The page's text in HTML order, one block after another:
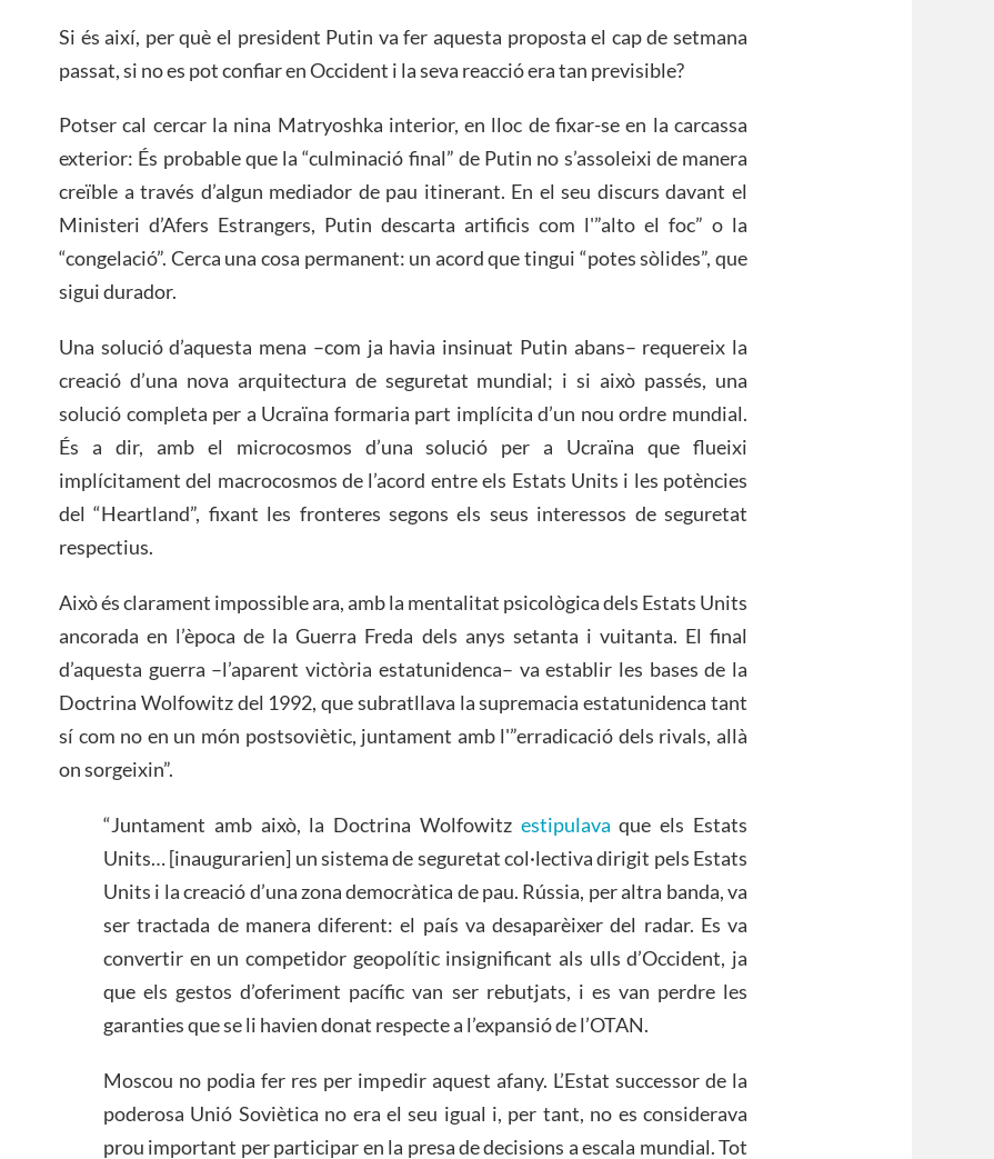
Si és així, per què el president Putin va fer aquesta proposta el cap de setmana
passat, si no es pot confiar en Occident i la seva reacció era tan previsible?
Potser cal cercar la nina Matryoshka interior, en lloc de fixar-se en la carcassa
exterior: És probable que la “culminació final” de Putin no s’assoleixi de manera
creïble a través d’algun mediador de pau itinerant. En el seu discurs davant el
Ministeri d’Afers Estrangers, Putin descarta artificis com l'”alto el foc” o la
“congelació”. Cerca una cosa permanent: un acord que tingui “potes sòlides”, que
sigui durador.
Una solució d’aquesta mena –com ja havia insinuat Putin abans– requereix la
creació d’una nova arquitectura de seguretat mundial; i si això passés, una
solució completa per a Ucraïna formaria part implícita d’un nou ordre mundial.
És a dir, amb el microcosmos d’una solució per a Ucraïna que flueixi
implícitament del macrocosmos de l’acord entre els Estats Units i les potències
del “Heartland”, fixant les fronteres segons els seus interessos de seguretat
respectius.
Això és clarament impossible ara, amb la mentalitat psicològica dels Estats Units
ancorada en l’època de la Guerra Freda dels anys setanta i vuitanta. El final
d’aquesta guerra –l’aparent victòria estatunidenca– va establir les bases de la
Doctrina Wolfowitz del 1992, que subratllava la supremacia estatunidenca tant
sí com no en un món postsoviètic, juntament amb l'”erradicació dels rivals, allà
on sorgeixin”.
“Juntament amb això, la Doctrina Wolfowitz estipulava que els Estats
Units… [inaugurarien] un sistema de seguretat col·lectiva dirigit pels Estats
Units i la creació d’una zona democràtica de pau. Rússia, per altra banda, va
ser tractada de manera diferent: el país va desaparèixer del radar. Es va
convertir en un competidor geopolític insignificant als ulls d’Occident, ja
que els gestos d’oferiment pacífic van ser rebutjats, i es van perdre les
garanties que se li havien donat respecte a l’expansió de l’OTAN.
Moscou no podia fer res per impedir aquest afany. L’Estat successor de la
poderosa Unió Soviètica no era el seu igual i, per tant, no es considerava
prou important per participar en la presa de decisions a escala mundial. Tot